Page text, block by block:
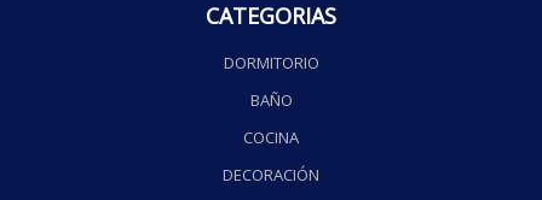
CATEGORIAS
DORMITORIO
BAÑO
COCINA
DECORACIÓN